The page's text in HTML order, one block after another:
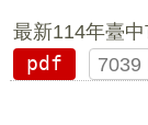
最新114年臺
pdf
7039